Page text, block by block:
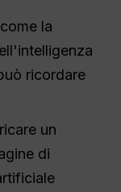
la
ricordare
un
di